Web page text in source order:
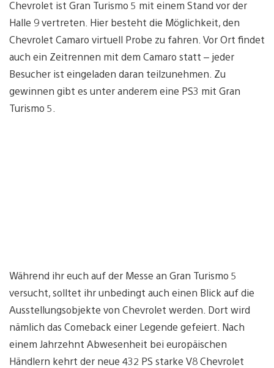
Chevrolet ist Gran Turismo 5 mit einem Stand vor der
Halle 9 vertreten. Hier besteht die Möglichkeit, den
Chevrolet Camaro virtuell Probe zu fahren. Vor Ort findet
auch ein Zeitrennen mit dem Camaro statt – jeder
Besucher ist eingeladen daran teilzunehmen. Zu
gewinnen gibt es unter anderem eine PS3 mit Gran
Turismo 5.
Während ihr euch auf der Messe an Gran Turismo 5
versucht, solltet ihr unbedingt auch einen Blick auf die
Ausstellungsobjekte von Chevrolet werden. Dort wird
nämlich das Comeback einer Legende gefeiert. Nach
einem Jahrzehnt Abwesenheit bei europäischen
Händlern kehrt der neue 432 PS starke V8 Chevrolet